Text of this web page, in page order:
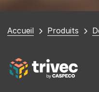
Vous
Accueil Produits